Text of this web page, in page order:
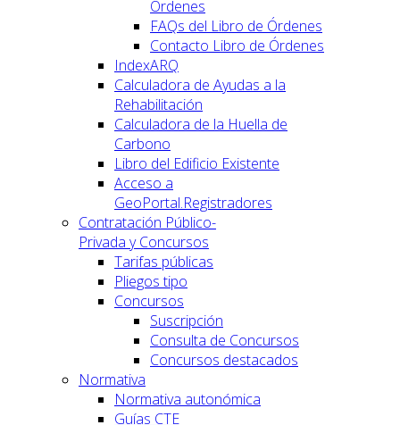
Órdenes
FAQs del Libro de Órdenes
Contacto Libro de Órdenes
IndexARQ
Calculadora de Ayudas a la
Rehabilitación
Calculadora de la Huella de
Carbono
Libro del Edificio Existente
Acceso a
GeoPortal.Registradores
Contratación Público-
Privada y Concursos
Tarifas públicas
Pliegos tipo
Concursos
Suscripción
Consulta de Concursos
Concursos destacados
Normativa
Normativa autonómica
Guías CTE